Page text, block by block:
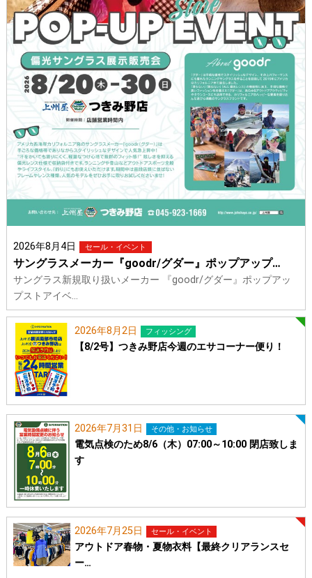
2026年8月4日 セール・イベント
サングラスメーカー『goodr/グダー』ポップアップ…
サングラス新規取り扱いメーカー 『goodr/グダー』ポップアッ
プストアイベ…
2026年8月2日 フィッシング
【8/2号】つきみ野店今週のエサコーナー便り！
2026年7月31日 その他・お知らせ
電気点検のため8/6（木）07:00～10:00 閉店致しま
す
2026年7月25日 セール・イベント
アウトドア春物・夏物衣料【最終クリアランスセ
ー…